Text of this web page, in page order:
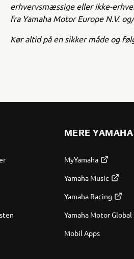
erhvervsmæssige eller ikke-
fra Yamaha Motor Europe N.V.
Kør altid på en sikker måde og
MERE YAMAHA
MyYamaha
Yamaha Music
Yamaha Racing
Yamaha Motor Global
Mobil Apps